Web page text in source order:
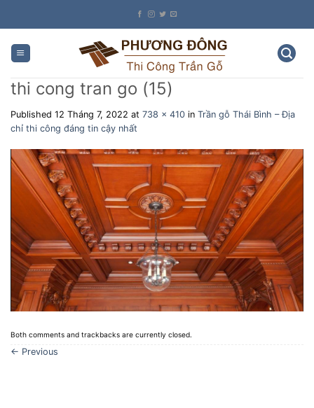
thi cong tran go (15)
Published 12 Tháng 7, 2022 at 738 × 410 in Trần gỗ Thái Bình – Địa
chỉ thi công đáng tin cậy nhất
Both comments and trackbacks are currently closed.
← Previous